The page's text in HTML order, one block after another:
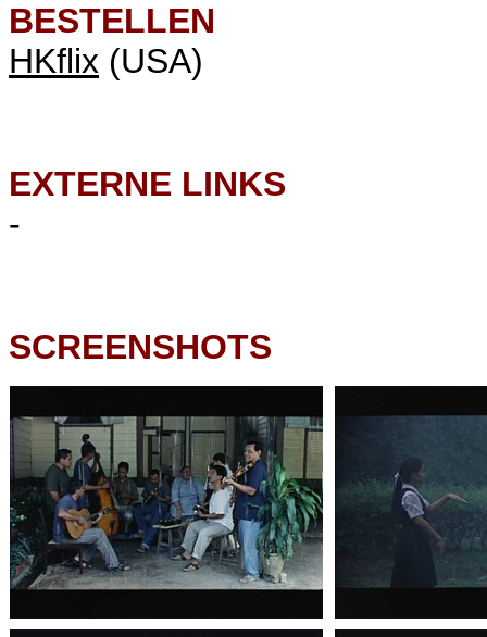
BESTELLEN
HKflix (USA)
EXTERNE LINKS
-
SCREENSHOTS